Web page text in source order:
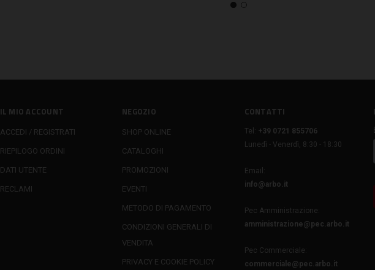
IL MIO ACCOUNT
ACCEDI / REGISTRATI
RIEPILOGO ORDINI
DATI UTENTE
RECLAMI
NEGOZIO
SHOP ONLINE
CATALOGHI
PROMOZIONI
EVENTI
METODO DI PAGAMENTO
CONDIZIONI GENERALI DI
VENDITA
PRIVACY E COOKIE POLICY
CONTATTI
Tel:
+39 0721 855706
Lunedì - Venerdì, 8:30 - 18:30
Email:
info@arbo.it
Pec Amministrazione:
amministrazione@pec.arbo.it
Pec Commerciale:
commerciale@pec.arbo.it